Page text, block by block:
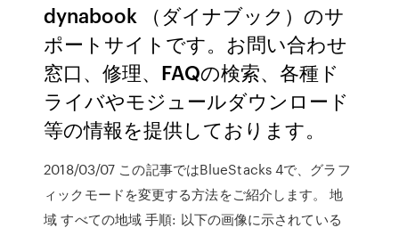
dynabook （ダイナブック）のサ
ポートサイトです。お問い合わせ
窓口、修理、FAQの検索、各種ド
ライバやモジュールダウンロード
等の情報を提供しております。
2018/03/07 この記事ではBlueStacks 4で、グラフ
ィックモードを変更する方法をご紹介します。 地
域 すべての地域 手順: 以下の画像に示されている